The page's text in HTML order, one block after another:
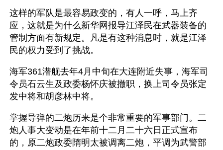
这样的军队是最容易政变的，有人一呼，马上齐
应，这就是为什么新华网报导江泽民在武器装备的
管制方面有新规定。凡是有这种消息时，就是江泽
民的权力受到了挑战。
海军361潜舰去年4月中旬在大连附近失事，海军司
令员石云生及政委杨怀庆被撤职，换上司令员张定
发中将和胡彦林中将。
掌握导弹的二炮历来是个非常重要的军事部门。二
炮人事大变动是在年前十二月二十六日正式宣布
的，原二炮政委隋明太被调离二炮，平调为武警部